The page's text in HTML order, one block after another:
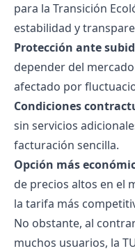
para la Transición
estabilidad y
Protección ante
depender del
afectado por
Condiciones
sin servicios
facturación sencilla.
Opción más
de precios altos en el
la tarifa más
No obstante, al
muchos usuarios, la